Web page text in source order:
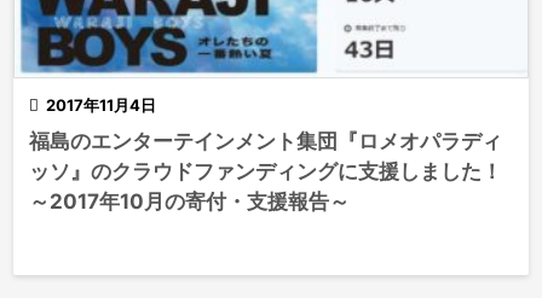
 2017年11月4日
福島のエンターテインメント集団『ロメオパラディ
ッソ』のクラウドファンディングに支援しました！
～2017年10月の寄付・支援報告～